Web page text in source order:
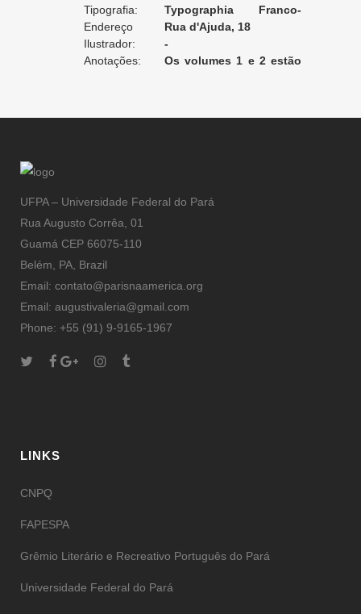
da Editora:
Tipografia:
Typographia Franco-
Americana
Endereço
da Tipografia:
Rua d'Ajuda, 18
Ilustrador:
-
Anotações:
Os volumes 1 e 2 estão
UFPA – Universidade Federal do Pará
Rua Augusto Corrêa, 01
Guamá CEP 66075-110
Belém, PA, Brazil
Email: contato@parisnaamerica.org
Email: augustivaleria@gmail.com
Phone: +55 (91) 9-9165-1967
LINKS
CNPQ
FAPESPA
Grêmio Literário e Recreativo Português do Pará
Universidade Federal do Pará